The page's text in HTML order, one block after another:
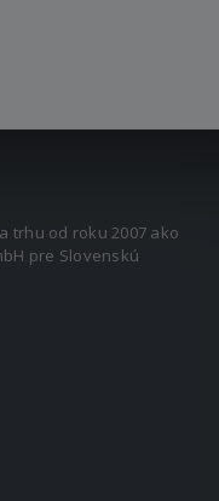
trhu od roku 2007 ako
pre Slovenskú